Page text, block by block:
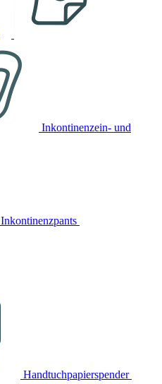
Inkontinenzein- und
Inkontinenzpants
Handtuchpapierspender